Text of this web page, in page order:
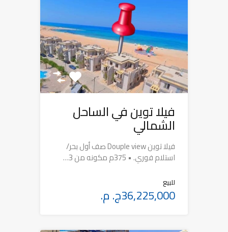
فيلا توين في الساحل
الشمالي
فيلا توين Douple view صف أول بحر/
استلام فوري. • 375م مكونه من 3…
للبيع
36,225,000ج. م.